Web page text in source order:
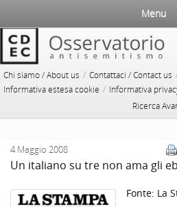
Chi siamo / About us / Contattaci / Contact us
Informativa estesa cookie / Informativa
Ricerca
Menu
4 Maggio 2008
Un italiano su tre non ama gli
Fonte: La